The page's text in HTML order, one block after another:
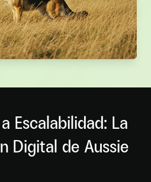
Escalabilidad: La
Digital de Aussie